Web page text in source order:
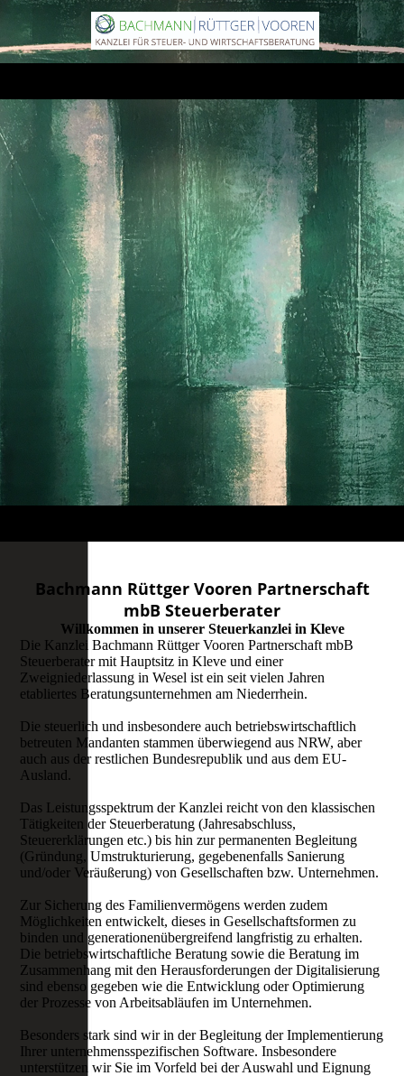
Bachmann Rüttger Vooren Partnerschaft
mbB Steuerberater
Willkommen in unserer Steuerkanzlei in Kleve
Die Kanzlei Bachmann Rüttger Vooren Partnerschaft mbB
Steuerberater mit Hauptsitz in Kleve und einer
Zweigniederlassung in Wesel ist ein seit vielen Jahren
etabliertes Beratungsunternehmen am Niederrhein.
Die steuerlich und insbesondere auch betriebswirtschaftlich
betreuten Mandanten stammen überwiegend aus NRW, aber
auch aus der restlichen Bundesrepublik und aus dem EU-
Ausland.
Das Leistungsspektrum der Kanzlei reicht von den klassischen
Tätigkeiten der Steuerberatung (Jahresabschluss,
Steuererklärungen etc.) bis hin zur permanenten Begleitung
(Gründung, Umstrukturierung, gegebenenfalls Sanierung
und/oder Veräußerung) von Gesellschaften bzw. Unternehmen.
Zur Sicherung des Familienvermögens werden zudem
Möglichkeiten entwickelt, dieses in Gesellschafts­formen zu
binden und generationenübergreifend langfristig zu erhalten.
Die betriebswirtschaftliche Beratung sowie die Beratung im
Zusammenhang mit den Heraus­forder­ungen der Digitalisierung
sind ebenso gegeben wie die Entwicklung oder Optimierung
der Prozesse von Arbeitsabläufen im Unternehmen.
Besonders stark sind wir in der Begleitung der Implementierung
Ihrer unternehmensspezifischen Software. Insbesondere
unterstützen wir Sie im Vorfeld bei der Auswahl und Eignung